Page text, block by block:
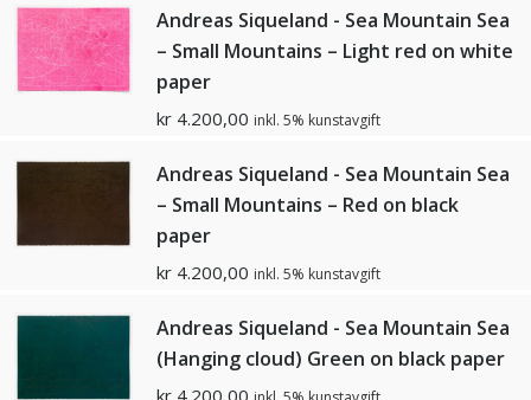
Andreas Siqueland - Sea Mountain Sea
– Small Mountains – Light red on white
paper
kr 4.200,00 inkl. 5% kunstavgift
Andreas Siqueland - Sea Mountain Sea
– Small Mountains – Red on black
paper
kr 4.200,00 inkl. 5% kunstavgift
Andreas Siqueland - Sea Mountain Sea
(Hanging cloud) Green on black paper